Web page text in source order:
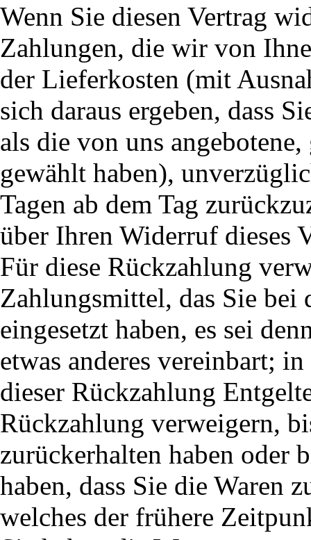
Wenn Sie diesen Vertrag
Zahlungen, die wir von
der Lieferkosten (mit
sich daraus ergeben, dass
als die von uns
gewählt haben),
Tagen ab dem Tag
über Ihren Widerruf dieses
Für diese Rückzahlung
Zahlungsmittel, das Sie bei
eingesetzt haben, es sei
etwas anderes vereinbart;
dieser Rückzahlung
Rückzahlung verweigern,
zurückerhalten haben oder
haben, dass Sie die Waren
welches der frühere